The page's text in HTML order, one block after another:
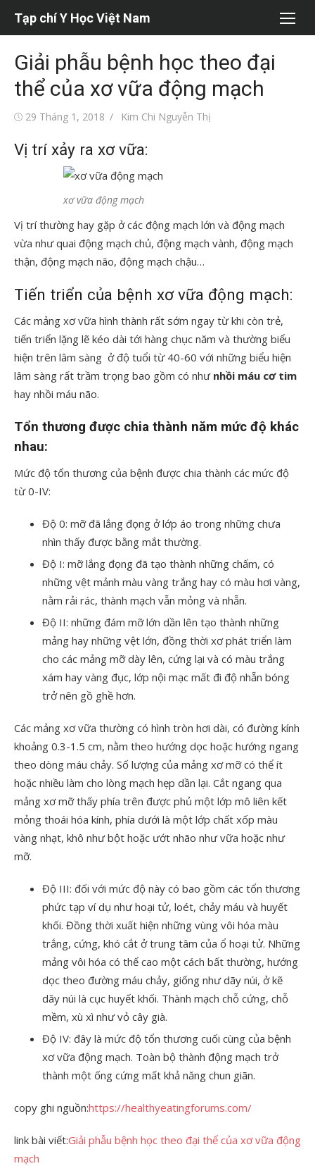
dung
Tạp chí Y Học Việt Nam
Giải phẫu bệnh học theo đại
thể của xơ vữa động mạch
Đăng29 Tháng 1, 2018
Tác
Kim Chi Nguyễn Thị
Vị trí xảy ra xơ vữa:
xơ vữa động mạch
Vị trí thường hay gặp ở các động mạch lớn và động mạch
vừa như quai động mạch chủ, động mạch vành, động mạch
thận, động mạch não, động mạch chậu…
Tiến triển của bệnh xơ vữa động mạch:
Các mảng xơ vữa hình thành rất sớm ngay từ khi còn trẻ,
tiến triển lặng lẽ kéo dài tới hàng chục năm và thường biểu
hiện trên lâm sàng ở độ tuổi từ 40-60 với những biểu hiện
lâm sàng rất trầm trọng bao gồm có như nhồi máu cơ tim
hay nhồi máu não.
Tổn thương được chia thành năm mức độ khác
nhau:
Mức độ tổn thương của bệnh được chia thành các mức độ
từ 0-IV:
Độ 0: mỡ đã lắng đọng ở lớp áo trong những chưa
nhìn thấy được bằng mắt thường.
Độ I: mỡ lắng đọng đã tạo thành những chấm, có
những vệt mảnh màu vàng trắng hay có màu hơi vàng,
nằm rải rác, thành mạch vẫn mỏng và nhẵn.
Độ II: những đám mỡ lớn dần lên tạo thành những
mảng hay những vệt lớn, đồng thời xơ phát triển làm
cho các mảng mỡ dày lên, cứng lại và có màu trắng
xám hay vàng đục, lớp nội mạc mất đi độ nhẵn bóng
trở nên gồ ghề hơn.
Các mảng xơ vữa thường có hình tròn hơi dài, có đường kính
khoảng 0.3-1.5 cm, nằm theo hướng dọc hoặc hướng ngang
theo dòng máu chảy. Số lượng của mảng xơ mỡ có thể ít
hoặc nhiều làm cho lòng mạch hẹp dần lại. Cắt ngang qua
mảng xơ mỡ thấy phía trên được phủ một lớp mô liên kết
mỏng thoái hóa kính, phía dưới là một lớp chất xốp màu
vàng nhạt, khô như bột hoặc ướt nhão như vữa hoặc như
mỡ.
Độ III: đối với mức độ này có bao gồm các tổn thương
phức tạp ví dụ như hoại tử, loét, chảy máu và huyết
khối. Đồng thời xuất hiện những vùng vôi hóa màu
trắng, cứng, khó cắt ở trung tâm của ổ hoại tử. Những
mảng vôi hóa có thể cao một cách bất thường, hướng
dọc theo đường máu chảy, giống như dãy núi, ở kẽ
dãy núi là cục huyết khối. Thành mạch chỗ cứng, chỗ
mềm, xù xì như vỏ cây già.
Độ IV: đây là mức độ tổn thương cuối cùng của bệnh
xơ vữa động mạch. Toàn bộ thành động mạch trở
thành một ống cứng mất khả năng chun giãn.
copy ghi nguồn:https://healthyeatingforums.com/
link bài viết:Giải phẫu bệnh học theo đại thể của xơ vữa động
mạch